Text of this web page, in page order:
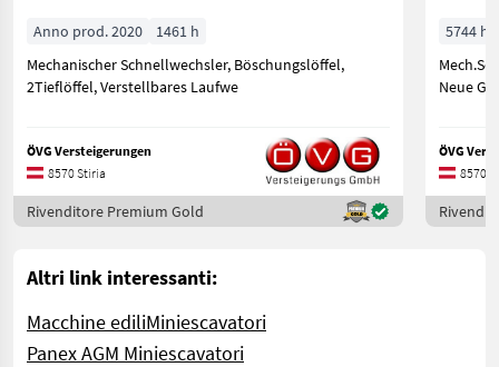
Anno prod. 2020
1461 h
Mechanischer Schnellwechsler, Böschungslöffel,
2Tieflöffel, Verstellbares Laufwe
ÖVG Versteigerungen
8570 Stiria
Rivenditore Premium Gold
5744 h
Neue
ÖVG
8570
Altri link interessanti:
Macchine ediliMiniescavatori
Panex AGM Miniescavatori